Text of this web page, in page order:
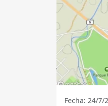
Fecha: 24/7/